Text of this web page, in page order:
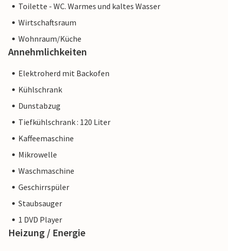
Toilette - WC. Warmes und kaltes Wasser
Wirtschaftsraum
Wohnraum/Küche
Annehmlichkeiten
Elektroherd mit Backofen
Kühlschrank
Dunstabzug
Tiefkühlschrank : 120 Liter
Kaffeemaschine
Mikrowelle
Waschmaschine
Geschirrspüler
Staubsauger
1 DVD Player
Heizung / Energie